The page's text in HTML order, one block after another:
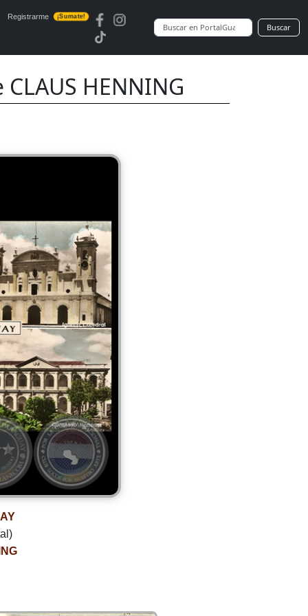
Registrarme ¡Sumate!
Buscar
CLAUS HENNING